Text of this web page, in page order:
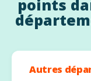
points
Autres